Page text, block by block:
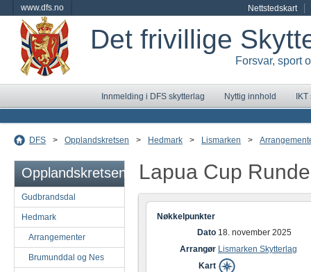
www.dfs.no Nettstedskart
Det frivillige
Forsvar, sport
Innmelding i DFS skytterlag Nyttig innhold
DFS > Opplandskretsen > Hedmark > Lismarken >
Opplandskretsen
Gudbrandsdal
Hedmark
Arrangementer
Brumunddal og Nes
Lapua Cup
Nøkkelpunkter
Dato 18. november 2025
Arrangør Lismarken Skytterlag
Kart